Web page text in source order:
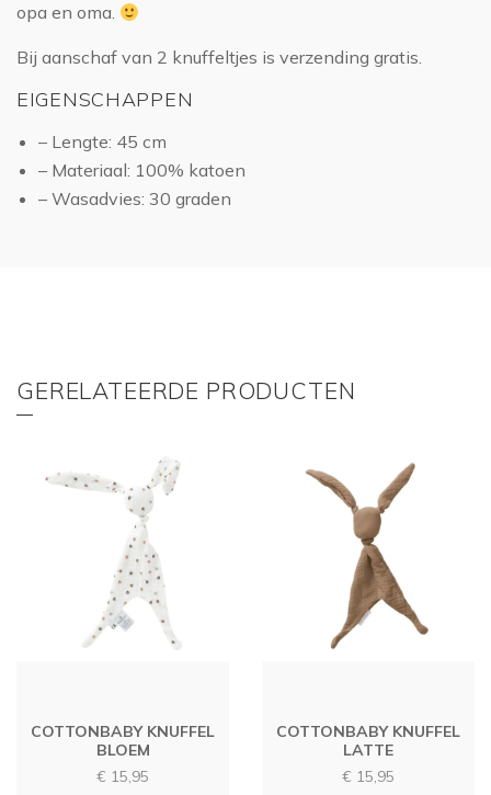
opa en oma.
Bij aanschaf van 2 knuffeltjes is verzending gratis.
EIGENSCHAPPEN
– Lengte: 45 cm
– Materiaal: 100% katoen
– Wasadvies: 30 graden
GERELATEERDE PRODUCTEN
COTTONBABY KNUFFEL
BLOEM
€ 15,95
COTTONBABY KNUFFEL
LATTE
€ 15,95